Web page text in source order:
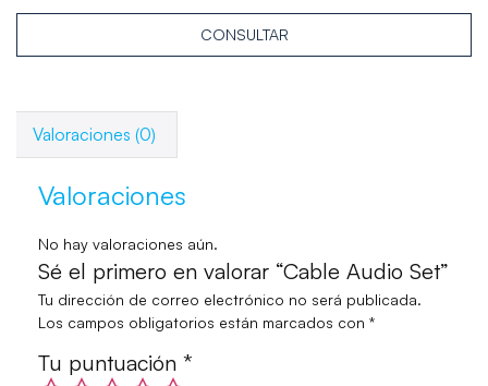
CONSULTAR
Valoraciones (0)
Valoraciones
No hay valoraciones aún.
Sé el primero en valorar “Cable Audio Set”
Tu dirección de correo electrónico no será publicada.
Los campos obligatorios están marcados con *
Tu puntuación *